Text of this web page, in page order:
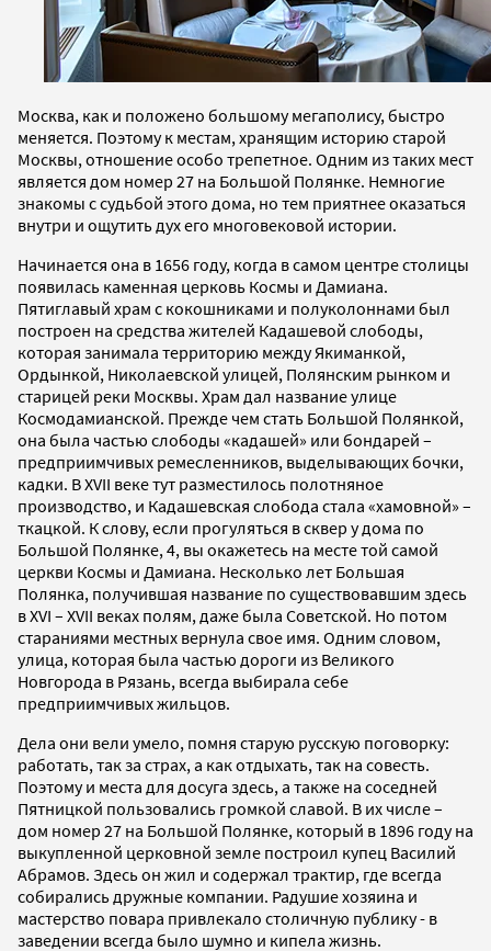
Москва, как и положено большому мегаполису, быстро
меняется. Поэтому к местам, хранящим историю старой
Москвы, отношение особо трепетное. Одним из таких мест
является дом номер 27 на Большой Полянке. Немногие
знакомы с судьбой этого дома, но тем приятнее оказаться
внутри и ощутить дух его многовековой истории.
Начинается она в 1656 году, когда в самом центре столицы
появилась каменная церковь Космы и Дамиана.
Пятиглавый храм с кокошниками и полуколоннами был
построен на средства жителей Кадашевой слободы,
которая занимала территорию между Якиманкой,
Ордынкой, Николаевской улицей, Полянским рынком и
старицей реки Москвы. Храм дал название улице
Космодамианской. Прежде чем стать Большой Полянкой,
она была частью слободы «кадашей» или бондарей –
предприимчивых ремесленников, выделывающих бочки,
кадки. В XVII веке тут разместилось полотняное
производство, и Кадашевская слобода стала «хамовной» –
ткацкой. К слову, если прогуляться в сквер у дома по
Большой Полянке, 4, вы окажетесь на месте той самой
церкви Космы и Дамиана. Несколько лет Большая
Полянка, получившая название по существовавшим здесь
в XVI – XVII веках полям, даже была Советской. Но потом
стараниями местных вернула свое имя. Одним словом,
улица, которая была частью дороги из Великого
Новгорода в Рязань, всегда выбирала себе
предприимчивых жильцов.
Дела они вели умело, помня старую русскую поговорку:
работать, так за страх, а как отдыхать, так на совесть.
Поэтому и места для досуга здесь, а также на соседней
Пятницкой пользовались громкой славой. В их числе –
дом номер 27 на Большой Полянке, который в 1896 году на
выкупленной церковной земле построил купец Василий
Абрамов. Здесь он жил и содержал трактир, где всегда
собирались дружные компании. Радушие хозяина и
мастерство повара привлекало столичную публику - в
заведении всегда было шумно и кипела жизнь.